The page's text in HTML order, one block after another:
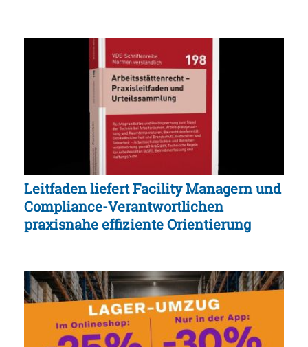
Leitfaden liefert Facility Managern und
Compliance-Verantwortlichen
praxisnahe effiziente Orientierung